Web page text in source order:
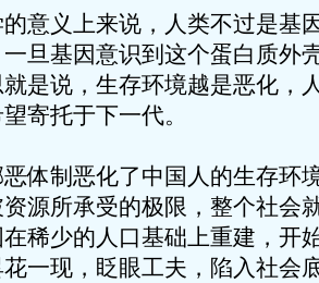
意义上来说，人类不过是基
旦基因意识到这个蛋白质外
是说，生存环境越是恶化，
寄托于下一代。
体制恶化了中国人的生存环
资源所承受的极限，整个社会
稀少的人口基础上重建，开
一现，眨眼工夫，陷入社会